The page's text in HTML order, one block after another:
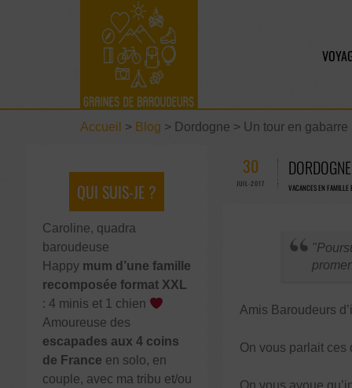
Accueil > Blog > Dordogne > Un tour en gabarre
QUI SUIS-JE ?
Caroline, quadra
baroudeuse
Happy mum d’une famille
recomposée format XXL
: 4 minis et 1 chien
Amoureuse des
escapades aux 4 coins
de France en solo, en
couple, avec ma tribu et/ou
30
JUIL-2017 VACANCES EN FAMILLE
Amis Baroudeurs
On vous parlait ces
On vous avoue